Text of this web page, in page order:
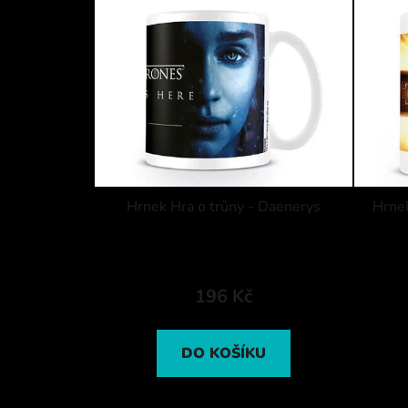
Hrnek Hra o trůny - Daenerys
196 Kč
DO KOŠÍKU